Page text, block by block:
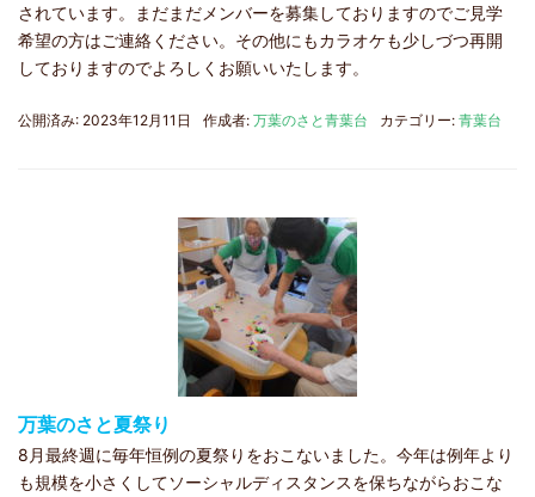
されています。まだまだメンバーを募集しておりますのでご見学
希望の方はご連絡ください。その他にもカラオケも少しづつ再開
しておりますのでよろしくお願いいたします。
公開済み: 2023年12月11日 作成者: 万葉のさと青葉台 カテゴリー: 青葉台
万葉のさと夏祭り
8月最終週に毎年恒例の夏祭りをおこないました。今年は例年より
も規模を小さくしてソーシャルディスタンスを保ちながらおこな